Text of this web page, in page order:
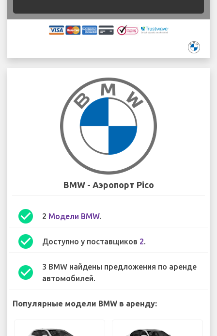
BMW - Аэропорт Pico
check_circle 2 Модели BMW.
check_circle Доступно у поставщиков 2.
check_circle
3 BMW найдены предложения по аренде
автомобилей.
Популярные модели BMW в аренду: